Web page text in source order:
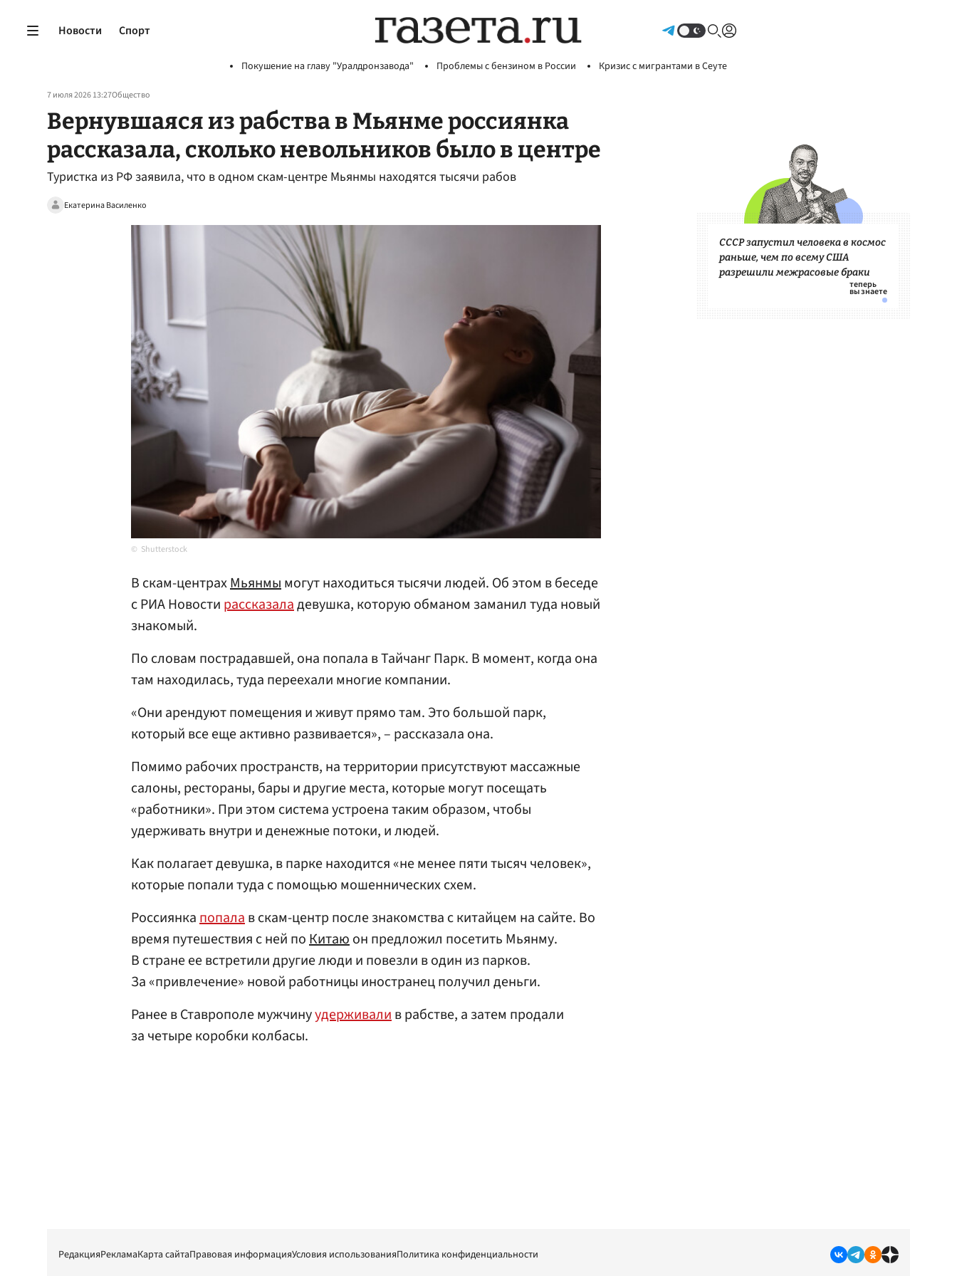
Новости Спорт
Покушение на главу "Уралдронзавода" Проблемы с бензином в России Кризис с мигрантами в Сеуте
7 июля 2026 13:27Общество
Вернувшаяся из рабства в Мьянме россиянка
рассказала, сколько невольников было в центре
Туристка из РФ заявила, что в одном скам-центре Мьянмы находятся тысячи рабов
Екатерина Василенко
Shutterstock
В скам-центрахМьянмымогут находиться тысячи людей. Об этом в беседе
с РИА Новости рассказаладевушка, которую обманом заманил туда новый
знакомый.
По словам пострадавшей, она попала в Тайчанг Парк. В момент, когда она
там находилась, туда переехали многие компании.
«Они арендуют помещения и живут прямо там. Это большой парк,
который все еще активно развивается», – рассказала она.
Помимо рабочих пространств, на территории присутствуют массажные
салоны, рестораны, бары и другие места, которые могут посещать
«работники». При этом система устроена таким образом, чтобы
удерживать внутри и денежные потоки, и людей.
Как полагает девушка, в парке находится «не менее пяти тысяч человек»,
которые попали туда с помощью мошеннических схем.
Россиянкапопалав скам-центр после знакомства с китайцем на сайте. Во
время путешествия с ней поКитаюон предложил посетить Мьянму.
В стране ее встретили другие люди и повезли в один из парков.
За «привлечение» новой работницы иностранец получил деньги.
Ранее в Ставрополе мужчинуудерживалив рабстве, а затем продали
за четыре коробки колбасы.
СССР запустил человека в космос
раньше, чем по всему США
разрешили межрасовые браки
РедакцияРекламаКарта сайтаПравовая информацияУсловия использованияПолитика конфиденциальности